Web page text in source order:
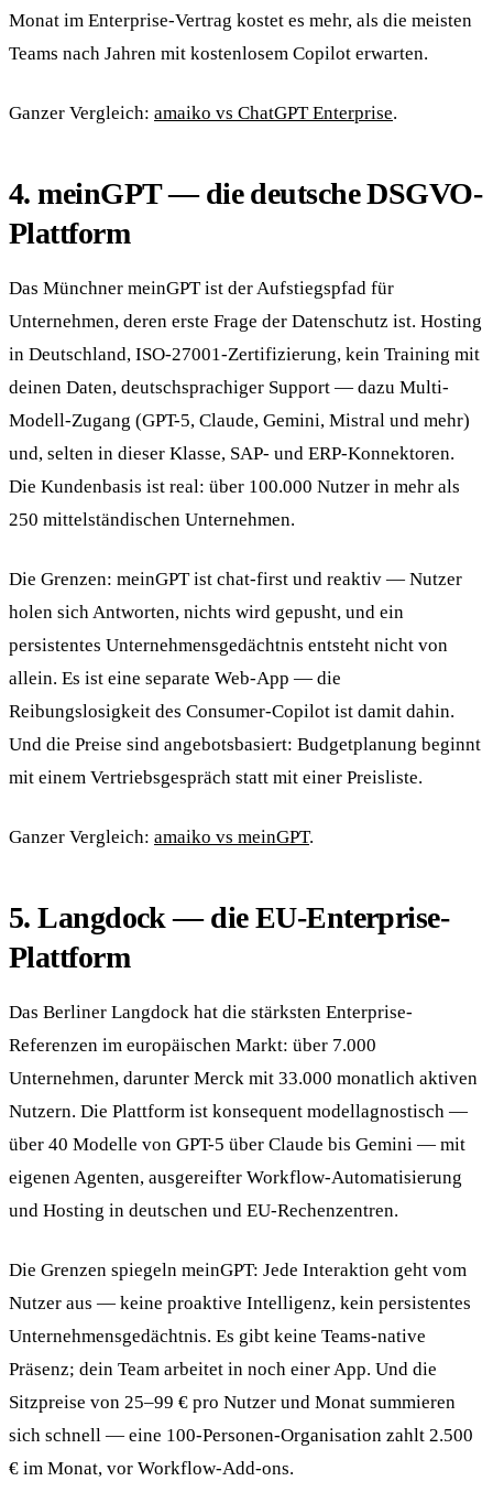
Monat im Enterprise-Vertrag kostet es mehr, als die meisten
Teams nach Jahren mit kostenlosem Copilot erwarten.
Ganzer Vergleich: amaiko vs ChatGPT Enterprise.
4. meinGPT — die deutsche DSGVO-
Plattform
Das Münchner meinGPT ist der Aufstiegspfad für
Unternehmen, deren erste Frage der Datenschutz ist. Hosting
in Deutschland, ISO-27001-Zertifizierung, kein Training mit
deinen Daten, deutschsprachiger Support — dazu Multi-
Modell-Zugang (GPT-5, Claude, Gemini, Mistral und mehr)
und, selten in dieser Klasse, SAP- und ERP-Konnektoren.
Die Kundenbasis ist real: über 100.000 Nutzer in mehr als
250 mittelständischen Unternehmen.
Die Grenzen: meinGPT ist chat-first und reaktiv — Nutzer
holen sich Antworten, nichts wird gepusht, und ein
persistentes Unternehmensgedächtnis entsteht nicht von
allein. Es ist eine separate Web-App — die
Reibungslosigkeit des Consumer-Copilot ist damit dahin.
Und die Preise sind angebotsbasiert: Budgetplanung beginnt
mit einem Vertriebsgespräch statt mit einer Preisliste.
Ganzer Vergleich: amaiko vs meinGPT.
5. Langdock — die EU-Enterprise-
Plattform
Das Berliner Langdock hat die stärksten Enterprise-
Referenzen im europäischen Markt: über 7.000
Unternehmen, darunter Merck mit 33.000 monatlich aktiven
Nutzern. Die Plattform ist konsequent modellagnostisch —
über 40 Modelle von GPT-5 über Claude bis Gemini — mit
eigenen Agenten, ausgereifter Workflow-Automatisierung
und Hosting in deutschen und EU-Rechenzentren.
Die Grenzen spiegeln meinGPT: Jede Interaktion geht vom
Nutzer aus — keine proaktive Intelligenz, kein persistentes
Unternehmensgedächtnis. Es gibt keine Teams-native
Präsenz; dein Team arbeitet in noch einer App. Und die
Sitzpreise von 25–99 € pro Nutzer und Monat summieren
sich schnell — eine 100-Personen-Organisation zahlt 2.500
€ im Monat, vor Workflow-Add-ons.